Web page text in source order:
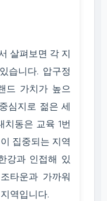
살펴보면 각 지
습니다. 압구정
드 가치가 높으
심지로 젊은 세
동은 교육 1번
집중되는 지역
강과 인접해 있
타운과 가까워
역입니다.